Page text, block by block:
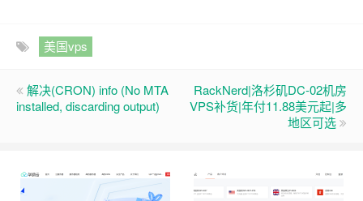
美国vps
解决(CRON) info (No MTA
installed, discarding output)
RackNerd|洛杉矶DC-02机房
VPS补货|年付11.88美元起|多
地区可选